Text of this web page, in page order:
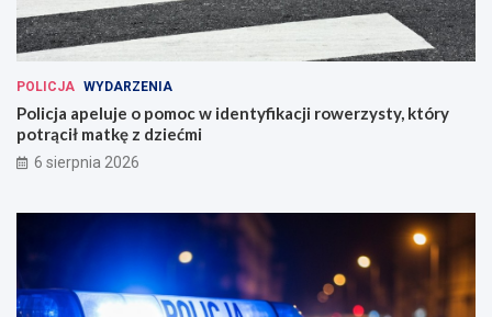
POLICJA WYDARZENIA
Policja apeluje o pomoc w identyfikacji rowerzysty, który
potrącił matkę z dziećmi
6 sierpnia 2026